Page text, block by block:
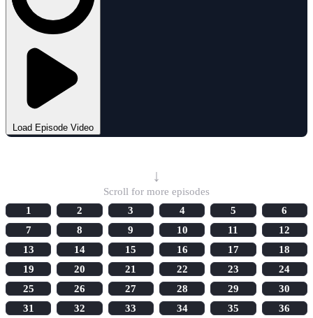
Load Episode Video
↓
Scroll for more episodes
1
2 3 4 5
6
7
8 9 10 11
12
13
14 15 16 17
18
19
20 21 22 23
24
25
26 27 28 29
30
31
32 33 34 35
36